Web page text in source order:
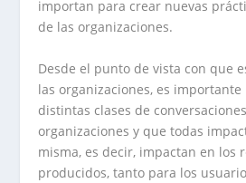
importan para crear nuevas
de las organizaciones.
Desde el punto de vista con que
las organizaciones, es
distintas clases de
organizaciones y que todas
misma, es decir, impactan en los
producidos, tanto para los